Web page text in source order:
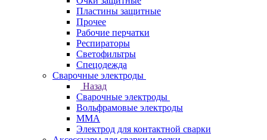
Пластины защитные
Прочее
Рабочие перчатки
Респираторы
Светофильтры
Спецодежда
Сварочные электроды
Назад
Сварочные электроды
Вольфрамовые электроды
ММА
Электрод для контактной сварки